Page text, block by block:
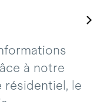
à notre
résidentiel, le